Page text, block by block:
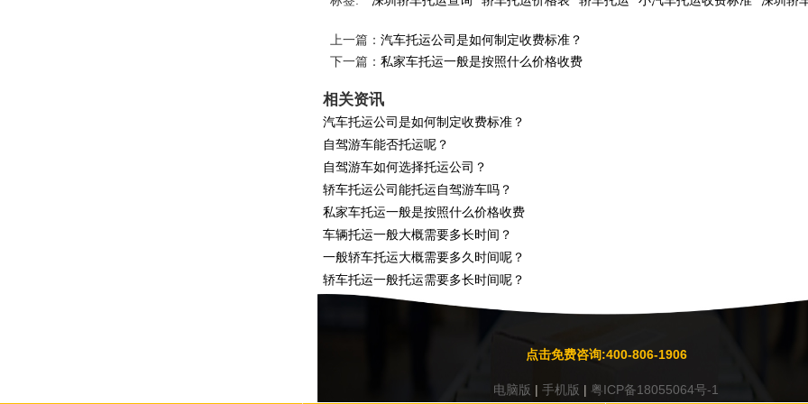
上一篇：汽车托运公司是如何制定收费标准？
下一篇：私家车托运一般是按照什么价格收费
相关资讯
汽车托运公司是如何制定收费标准？
自驾游车能否托运呢？
自驾游车如何选择托运公司？
轿车托运公司能托运自驾游车吗？
私家车托运一般是按照什么价格收费
车辆托运一般大概需要多长时间？
一般轿车托运大概需要多久时间呢？
轿车托运一般托运需要多长时间呢？
点击免费咨询:400-806-1906
电脑版 | 手机版 | 粤ICP备18055064号-1